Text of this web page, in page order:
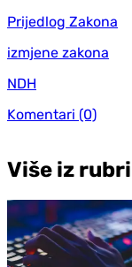
Prijedlog Zakona
izmjene zakona
NDH
Komentari (0)
Više iz